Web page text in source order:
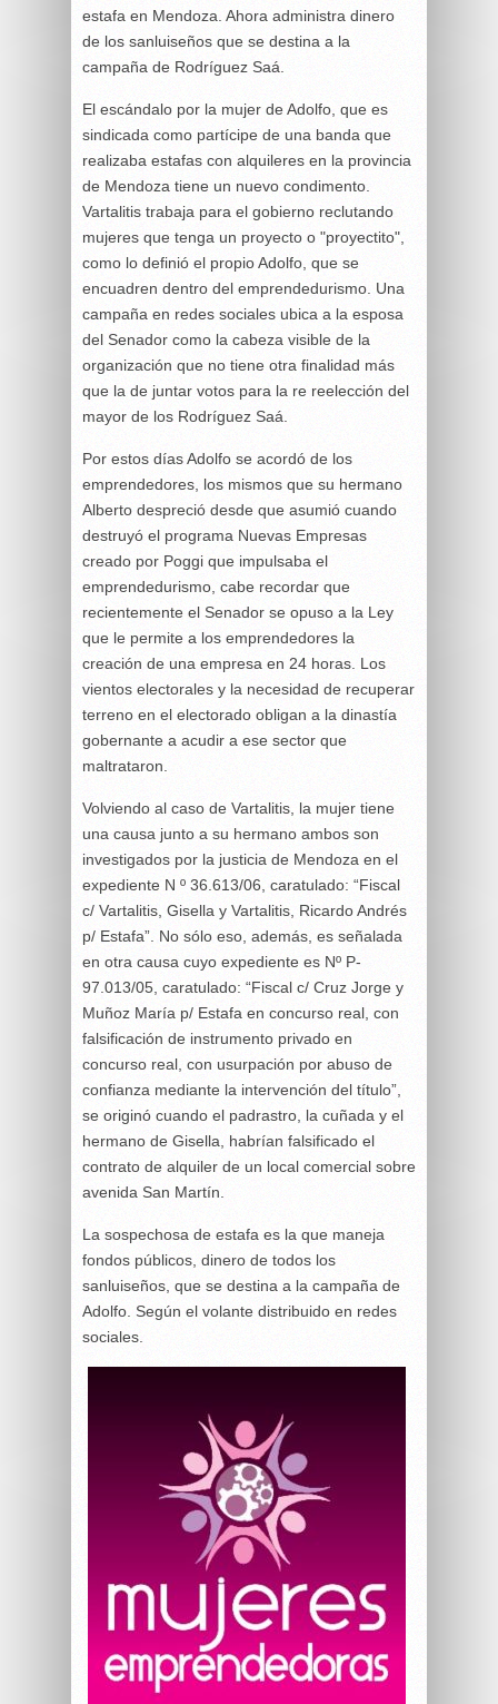
estafa en Mendoza. Ahora administra dinero
de los sanluiseños que se destina a la
campaña de Rodríguez Saá.
El escándalo por la mujer de Adolfo, que es
sindicada como partícipe de una banda que
realizaba estafas con alquileres en la provincia
de Mendoza tiene un nuevo condimento.
Vartalitis trabaja para el gobierno reclutando
mujeres que tenga un proyecto o "proyectito",
como lo definió el propio Adolfo, que se
encuadren dentro del emprendedurismo. Una
campaña en redes sociales ubica a la esposa
del Senador como la cabeza visible de la
organización que no tiene otra finalidad más
que la de juntar votos para la re reelección del
mayor de los Rodríguez Saá.
Por estos días Adolfo se acordó de los
emprendedores, los mismos que su hermano
Alberto despreció desde que asumió cuando
destruyó el programa Nuevas Empresas
creado por Poggi que impulsaba el
emprendedurismo, cabe recordar que
recientemente el Senador se opuso a la Ley
que le permite a los emprendedores la
creación de una empresa en 24 horas. Los
vientos electorales y la necesidad de recuperar
terreno en el electorado obligan a la dinastía
gobernante a acudir a ese sector que
maltrataron.
Volviendo al caso de Vartalitis, la mujer tiene
una causa junto a su hermano ambos son
investigados por la justicia de Mendoza en el
expediente N º 36.613/06, caratulado: “Fiscal
c/ Vartalitis, Gisella y Vartalitis, Ricardo Andrés
p/ Estafa”. No sólo eso, además, es señalada
en otra causa cuyo expediente es Nº P-
97.013/05, caratulado: “Fiscal c/ Cruz Jorge y
Muñoz María p/ Estafa en concurso real, con
falsificación de instrumento privado en
concurso real, con usurpación por abuso de
confianza mediante la intervención del título”,
se originó cuando el padrastro, la cuñada y el
hermano de Gisella, habrían falsificado el
contrato de alquiler de un local comercial sobre
avenida San Martín.
La sospechosa de estafa es la que maneja
fondos públicos, dinero de todos los
sanluiseños, que se destina a la campaña de
Adolfo. Según el volante distribuido en redes
sociales.